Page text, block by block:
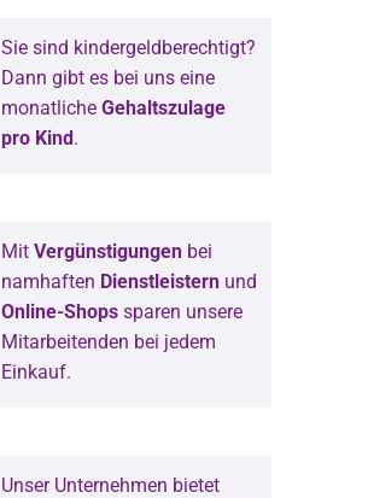
Sie sind kindergeldberechtigt?
Dann gibt es bei uns eine
monatliche Gehaltszulage
pro Kind.
Mit Vergünstigungen bei
namhaften Dienstleistern und
Online-Shops sparen unsere
Mitarbeitenden bei jedem
Einkauf.
Unser Unternehmen bietet